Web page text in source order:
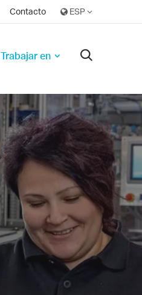
Contacto
Trabajar en